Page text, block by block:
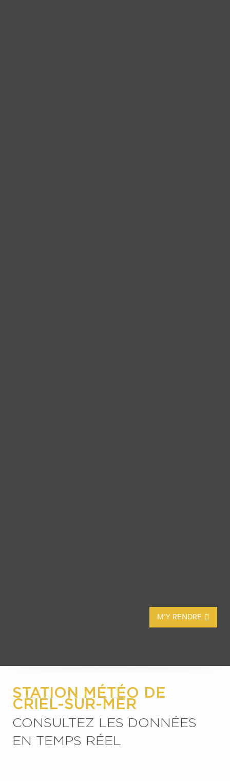
M'Y RENDRE
STATION MÉTÉO DE
CRIEL-SUR-MER
CONSULTEZ LES DONNÉES
EN TEMPS RÉEL